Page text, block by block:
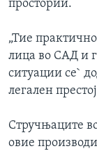
простории.
„Тие
лица во САД и
ситуации се`
легален
Стручњаците
овие